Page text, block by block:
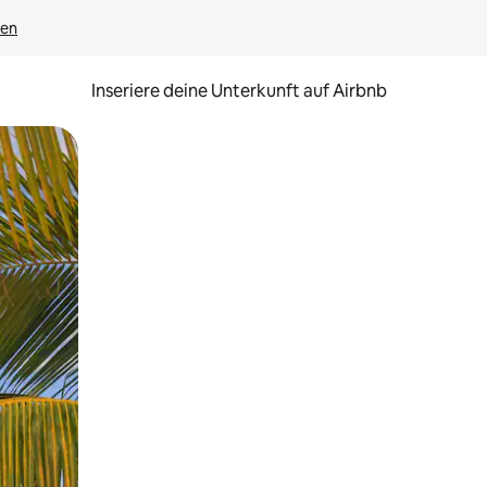
Inseriere deine Unterkunft auf Airbnb
oder Wischgesten.